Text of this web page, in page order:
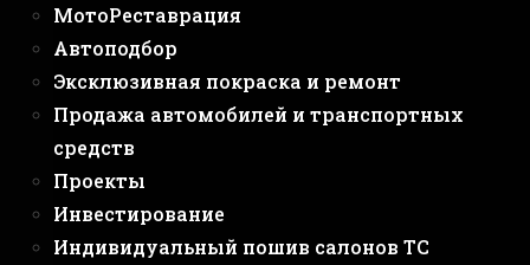
МотоРеставрация
Автоподбор
Эксклюзивная покраска и ремонт
Продажа автомобилей и транспортных
средств
Проекты
Инвестирование
Индивидуальный пошив салонов ТС